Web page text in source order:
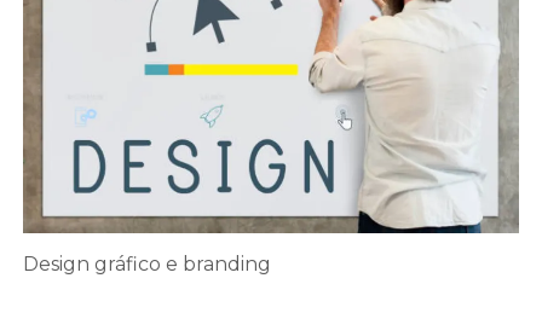
Design gráfico e branding